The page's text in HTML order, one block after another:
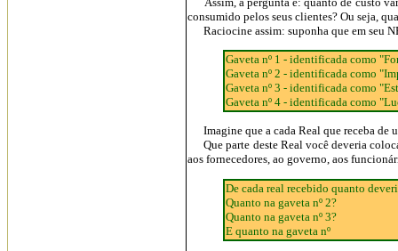
consumido pelos seus clientes? Ou seja,
Raciocine assim: suponha que em seu
Gaveta nº 1 - identificada como
Gaveta nº 2 - identificada como
Gaveta nº 3 - identificada como
Gaveta nº 4 - identificada como
Imagine que a cada Real que receba de
Que parte deste Real você deveria
aos fornecedores, ao governo, aos
De cada real recebido quanto
Quanto na gaveta nº 2?
Quanto na gaveta nº 3?
E quanto na gaveta nº